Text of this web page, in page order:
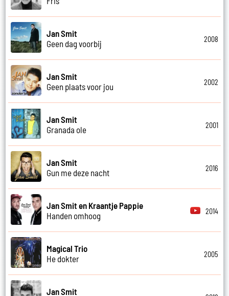
Jan Smit
Geen dag voorbij
2008
Jan Smit
Geen plaats voor jou
2002
Jan Smit
Granada ole
2001
Jan Smit
Gun me deze nacht
2016
Jan Smit en Kraantje Pappie
Handen omhoog
2014
Magical Trio
He dokter
2005
Jan Smit